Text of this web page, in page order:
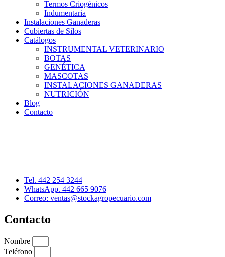
Termos Criogénicos
Indumentaria
Instalaciones Ganaderas
Cubiertas de Silos
Catálogos
INSTRUMENTAL VETERINARIO
BOTAS
GENÉTICA
MASCOTAS
INSTALACIONES GANADERAS
NUTRICIÓN
Blog
Contacto
Tel. 442 254 3244
WhatsApp. 442 665 9076
Correo: ventas@stockagropecuario.com
Contacto
Nombre
Teléfono